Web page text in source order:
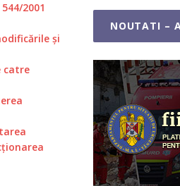
2001
și
catre
NOUTATI –